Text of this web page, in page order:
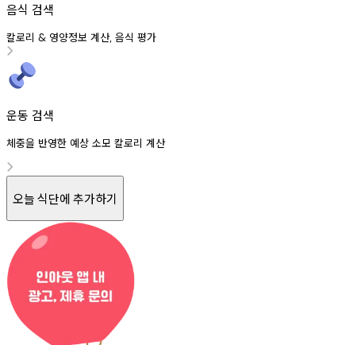
음식 검색
칼로리 & 영양정보 계산, 음식 평가
운동 검색
체중을 반영한 예상 소모 칼로리 계산
오늘 식단에 추가하기